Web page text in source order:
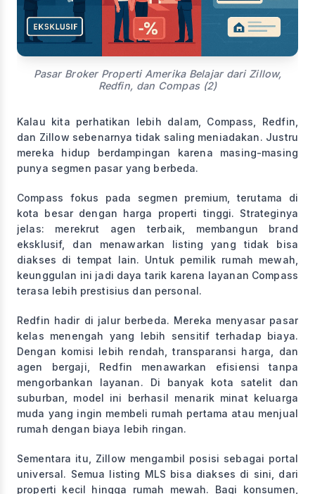
Pasar Broker Properti Amerika Belajar dari Zillow,
Redfin, dan Compas (2)
Kalau kita perhatikan lebih dalam, Compass, Redfin,
dan Zillow sebenarnya tidak saling meniadakan. Justru
mereka hidup berdampingan karena masing-masing
punya segmen pasar yang berbeda.
Compass fokus pada segmen premium, terutama di
kota besar dengan harga properti tinggi. Strateginya
jelas: merekrut agen terbaik, membangun brand
eksklusif, dan menawarkan listing yang tidak bisa
diakses di tempat lain. Untuk pemilik rumah mewah,
keunggulan ini jadi daya tarik karena layanan Compass
terasa lebih prestisius dan personal.
Redfin hadir di jalur berbeda. Mereka menyasar pasar
kelas menengah yang lebih sensitif terhadap biaya.
Dengan komisi lebih rendah, transparansi harga, dan
agen bergaji, Redfin menawarkan efisiensi tanpa
mengorbankan layanan. Di banyak kota satelit dan
suburban, model ini berhasil menarik minat keluarga
muda yang ingin membeli rumah pertama atau menjual
rumah dengan biaya lebih ringan.
Sementara itu, Zillow mengambil posisi sebagai portal
universal. Semua listing MLS bisa diakses di sini, dari
properti kecil hingga rumah mewah. Bagi konsumen,